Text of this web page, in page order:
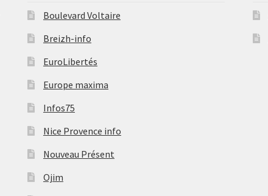
Boulevard Voltaire
Breizh-info
EuroLibertés
Europe maxima
Infos75
Nice Provence info
Nouveau Présent
Ojim